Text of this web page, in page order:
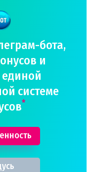
бота,
и
единой
системе
*